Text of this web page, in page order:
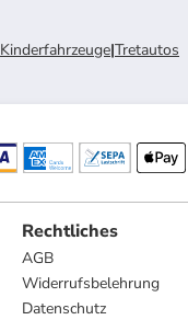
Kinderfahrzeuge|Tretautos
Rechtliches
AGB
Widerrufsbelehrung
Datenschutz